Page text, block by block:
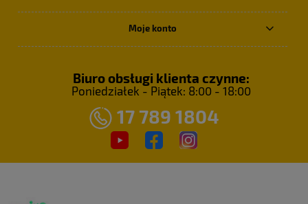
Moje konto
Biuro obsługi klienta czynne:
Poniedziałek - Piątek: 8:00 - 18:00
17 789 1804